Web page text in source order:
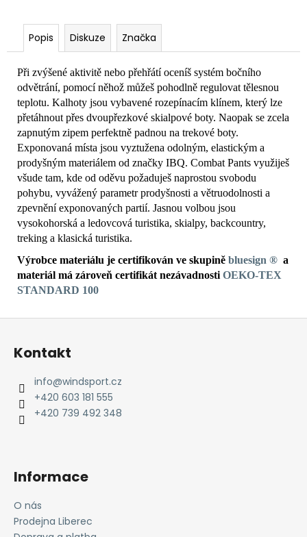
Popis Diskuze Značka
Při zvýšené aktivitě nebo přehřátí oceníš systém bočního
odvětrání, pomocí něhož můžeš pohodlně regulovat tělesnou
teplotu. Kalhoty jsou vybavené rozepínacím klínem, který lze
přetáhnout přes dvoupřezkové skialpové boty. Naopak se zcela
zapnutým zipem perfektně padnou na trekové boty.
Exponovaná místa jsou vyztužena odolným, elastickým a
prodyšným materiálem od značky IBQ. Combat Pants využiješ
všude tam, kde od oděvu požaduješ naprostou svobodu
pohybu, vyvážený parametr prodyšnosti a větruodolnosti a
zpevnění exponovaných partií. Jasnou volbou jsou
vysokohorská a ledovcová turistika, skialpy, backcountry,
treking a klasická turistika.
Výrobce materiálu je certifikován ve skupině bluesign ® a
materiál má zároveň certifikát nezávadnosti OEKO-TEX
STANDARD 100
Z
Kontakt
info@windsport.cz
+420 603 181 555
+420 739 492 348
Informace
O nás
Prodejna Liberec